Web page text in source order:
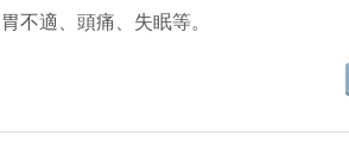
胃不適、頭痛、失眠等。